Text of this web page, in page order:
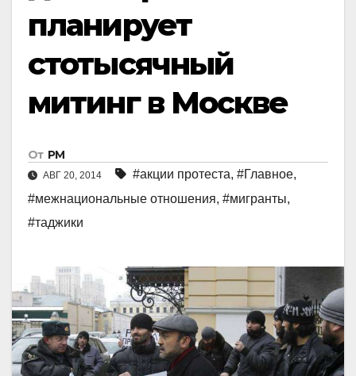
планирует
стотысячный
митинг в Москве
От РМ
АВГ 20, 2014 #акции протеста, #Главное,
#межнациональные отношения, #мигранты,
#таджики